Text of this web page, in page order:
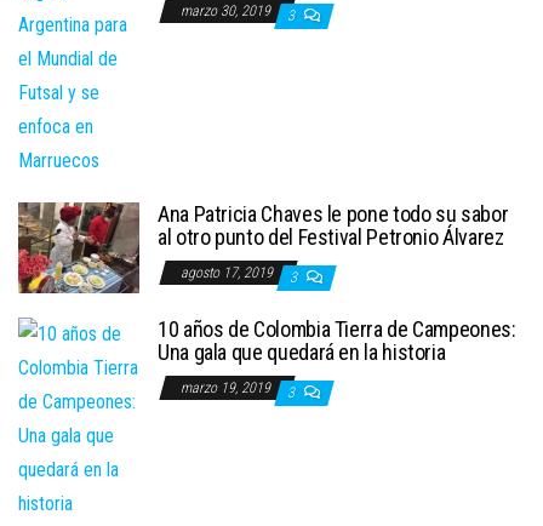
marzo 30, 2019 3
Ana Patricia Chaves le pone todo su sabor
al otro punto del Festival Petronio Álvarez
agosto 17, 2019 3
10 años de Colombia Tierra de Campeones:
Una gala que quedará en la historia
marzo 19, 2019 3